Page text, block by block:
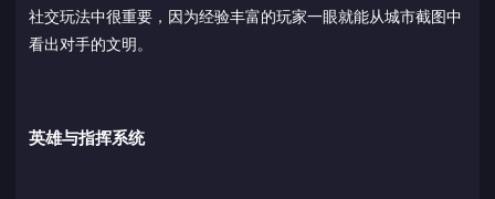
社交玩法中很重要，因为经验丰富的玩家一眼就能从城市截图中
看出对手的文明。
英雄与指挥系统